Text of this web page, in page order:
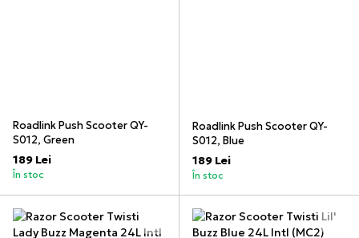
Roadlink Push Scooter QY-
S012, Green
189 Lei
În stoc
Roadlink Push Scooter QY-
S012, Blue
189 Lei
În stoc